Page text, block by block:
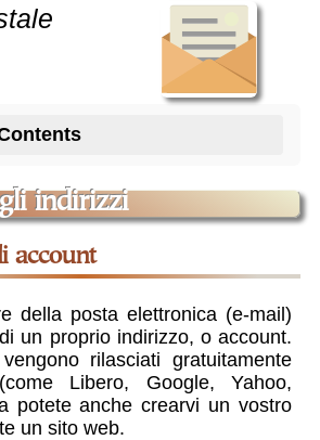
indirizzi
account
della posta elettronica (e-mail)
un proprio indirizzo, o account.
rilasciati gratuitamente
Libero, Google, Yahoo,
potete anche crearvi un vostro
un sito web.